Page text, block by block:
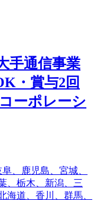
手通信事業
・賞与2回
ーポレーシ
、鹿児島、宮城、
、栃木、新潟、三
海道、香川、群馬、